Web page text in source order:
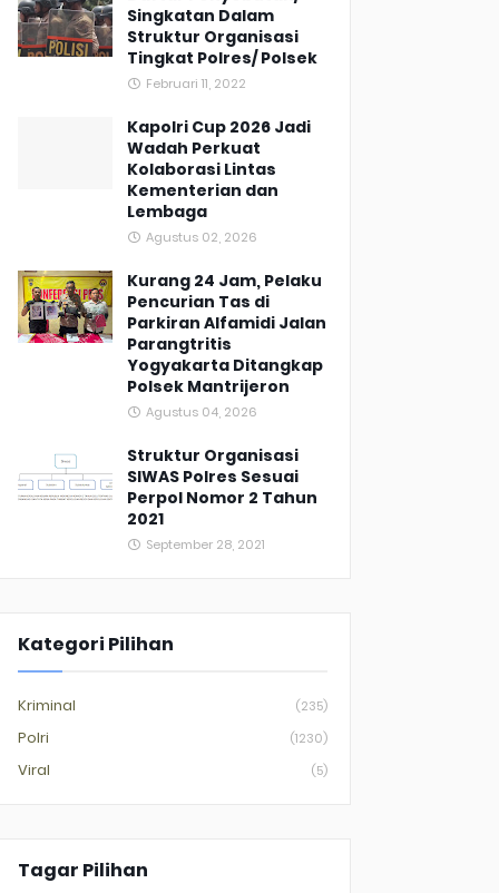
Singkatan Dalam
Struktur Organisasi
Tingkat Polres/ Polsek
Februari 11, 2022
Kapolri Cup 2026 Jadi
Wadah Perkuat
Kolaborasi Lintas
Kementerian dan
Lembaga
Agustus 02, 2026
Kurang 24 Jam, Pelaku
Pencurian Tas di
Parkiran Alfamidi Jalan
Parangtritis
Yogyakarta Ditangkap
Polsek Mantrijeron
Agustus 04, 2026
Struktur Organisasi
SIWAS Polres Sesuai
Perpol Nomor 2 Tahun
2021
September 28, 2021
Kategori Pilihan
Kriminal (235)
Polri (1230)
Viral (5)
Tagar Pilihan